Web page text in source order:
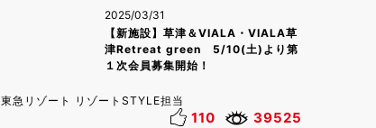
2025/03/31
【新施設】草津＆VIALA・VIALA草
津Retreat green 5/10(土)より第
１次会員募集開始！
東急リゾート リゾートSTYLE担当
110 39525